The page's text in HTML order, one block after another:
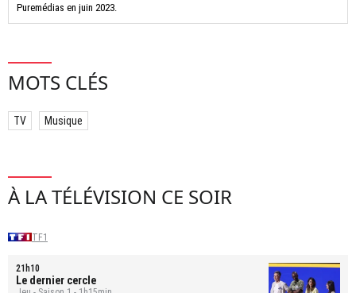
Puremédias en juin 2023.
MOTS CLÉS
TV Musique
À LA TÉLÉVISION CE SOIR
TF1
21h10
Le dernier cercle